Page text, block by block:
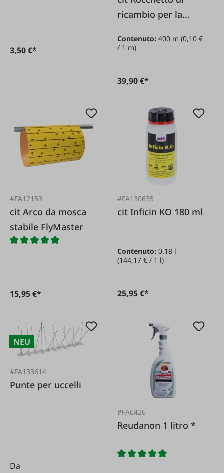
3,50 €*
ricambio per la
acchiappa-mosche
Contenuto:400 m(0,10 €
/ 1 m)
39,90 €*
#FA12153
cit Arco da mosca
stabile FlyMaster
15,95 €*
#FA130635
cit Inficin KO 180 ml
Contenuto:0.18 l
(144,17 € / 1 l)
25,95 €*
NEU
#FA133614
Punte per uccelli
Da
#FA6426
Reudanon 1 litro *